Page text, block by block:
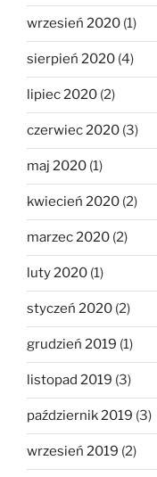
wrzesień 2020 (1)
sierpień 2020 (4)
lipiec 2020 (2)
czerwiec 2020 (3)
maj 2020 (1)
kwiecień 2020 (2)
marzec 2020 (2)
luty 2020 (1)
styczeń 2020 (2)
grudzień 2019 (1)
listopad 2019 (3)
październik 2019 (3)
wrzesień 2019 (2)